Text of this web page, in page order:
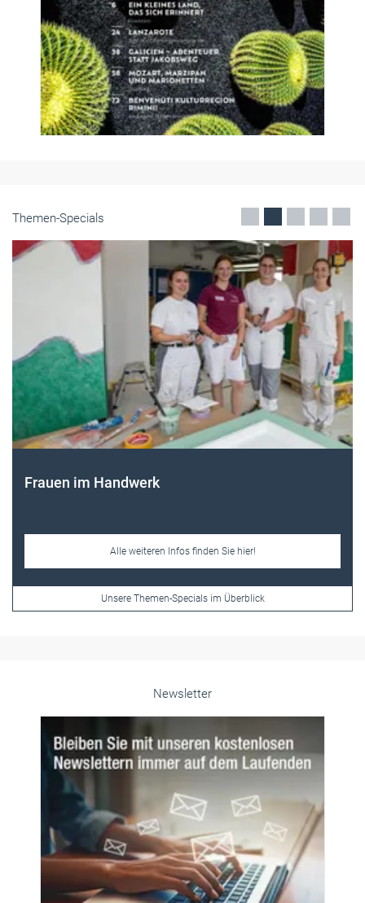
Themen-Specials
Frauen im Handwerk
Alle weiteren Infos finden Sie hier!
Unsere Themen-Specials im Überblick
Newsletter